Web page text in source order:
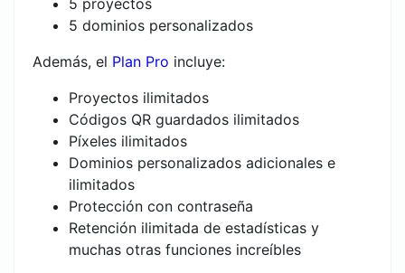
5 proyectos
5 dominios personalizados
Además, el Plan Pro incluye:
Proyectos ilimitados
Códigos QR guardados ilimitados
Píxeles ilimitados
Dominios personalizados adicionales e
ilimitados
Protección con contraseña
Retención ilimitada de estadísticas y
muchas otras funciones increíbles